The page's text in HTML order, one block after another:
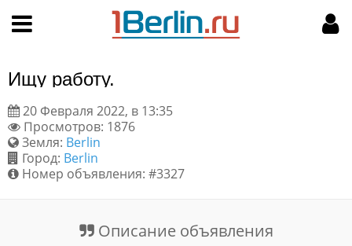
Поиск
Пользовательское соглашение
Правила доски объявлений
МОЙ АККАУНТ
Ищу работу.
20 Февраля 2022, в 13:35
Просмотров: 1876
Земля: Berlin
Город: Berlin
Номер объявления: #3327
Описание объявления